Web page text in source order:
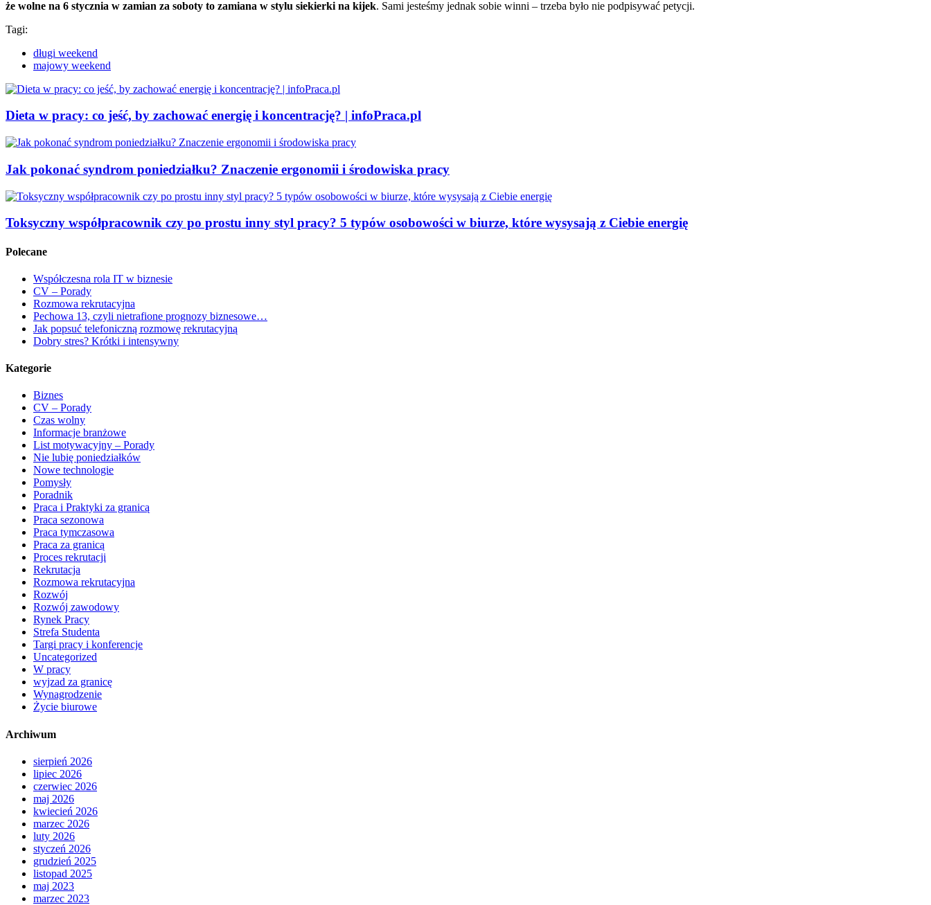
że wolne na 6 stycznia w zamian za soboty to zamiana w stylu siekierki na kijek. Sami jesteśmy jednak sobie winni – trzeba było nie podpisywać petycji.
Tagi:
długi weekend
majowy weekend
Dieta w pracy: co jeść, by zachować energię i koncentrację? | infoPraca.pl
Jak pokonać syndrom poniedziałku? Znaczenie ergonomii i środowiska pracy
Toksyczny współpracownik czy po prostu inny styl pracy? 5 typów osobowości w biurze, które wysysają z Ciebie energię
Polecane
Współczesna rola IT w biznesie
CV – Porady
Rozmowa rekrutacyjna
Pechowa 13, czyli nietrafione prognozy biznesowe…
Jak popsuć telefoniczną rozmowę rekrutacyjną
Dobry stres? Krótki i intensywny
Kategorie
Biznes
CV – Porady
Czas wolny
Informacje branżowe
List motywacyjny – Porady
Nie lubię poniedziałków
Nowe technologie
Pomysły
Poradnik
Praca i Praktyki za granicą
Praca sezonowa
Praca tymczasowa
Praca za granicą
Proces rekrutacji
Rekrutacja
Rozmowa rekrutacyjna
Rozwój
Rozwój zawodowy
Rynek Pracy
Strefa Studenta
Targi pracy i konferencje
Uncategorized
W pracy
wyjzad za granicę
Wynagrodzenie
Życie biurowe
Archiwum
sierpień 2026
lipiec 2026
czerwiec 2026
maj 2026
kwiecień 2026
marzec 2026
luty 2026
styczeń 2026
grudzień 2025
listopad 2025
maj 2023
marzec 2023